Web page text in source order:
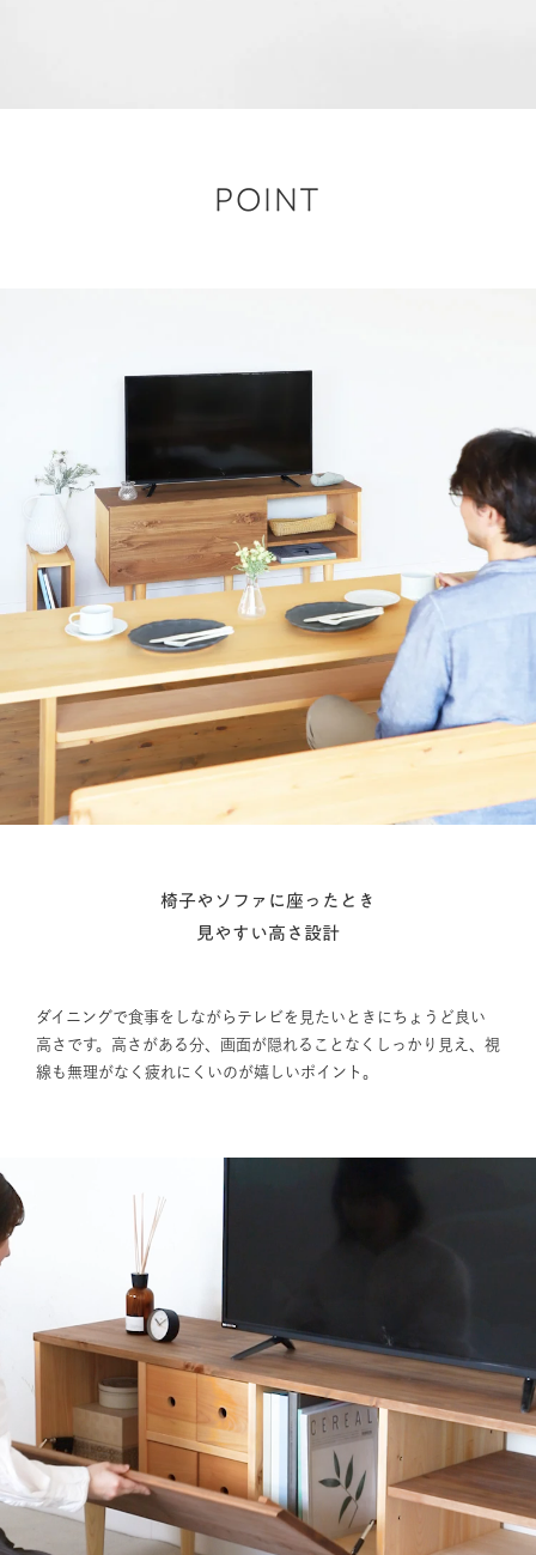
POINT
椅子やソファに座ったとき
見やすい高さ設計
ダイニングで食事をしながらテレビを見たいときにちょうど良い
高さです。高さがある分、画面が隠れることなくしっかり見え、視
線も無理がなく疲れにくいのが嬉しいポイント。